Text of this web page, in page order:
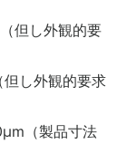
但し外観的要
し外観的要求
（製品寸法